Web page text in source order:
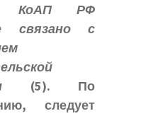
КоАП РФ
связано с
(5). По
следует